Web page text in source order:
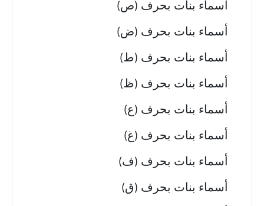
أسماء بنات بحرف (ص)
أسماء بنات بحرف (ض)
أسماء بنات بحرف (ط)
أسماء بنات بحرف (ظ)
أسماء بنات بحرف (ع)
أسماء بنات بحرف (غ)
أسماء بنات بحرف (ف)
أسماء بنات بحرف (ق)